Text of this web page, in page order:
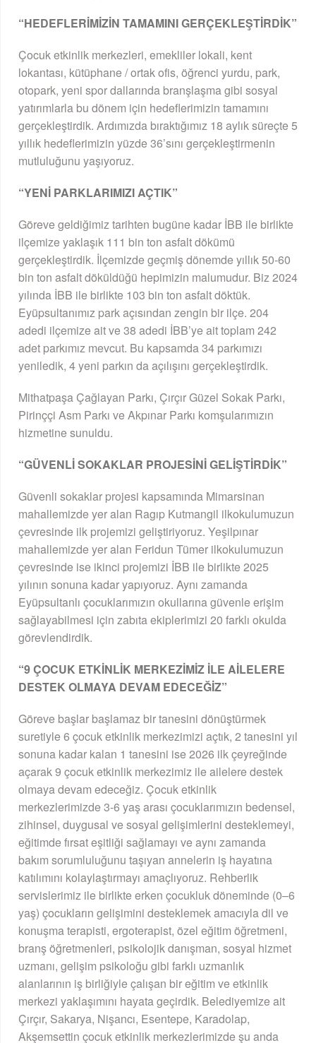
“HEDEFLERİMİZİN TAMAMINI GERÇEKLEŞTİRDİK”
Çocuk etkinlik merkezleri, emekliler lokali, kent
lokantası, kütüphane / ortak ofis, öğrenci yurdu, park,
otopark, yeni spor dallarında branşlaşma gibi sosyal
yatırımlarla bu dönem için hedeflerimizin tamamını
gerçekleştirdik. Ardımızda bıraktığımız 18 aylık süreçte 5
yıllık hedeflerimizin yüzde 36’sını gerçekleştirmenin
mutluluğunu yaşıyoruz.
“YENİ PARKLARIMIZI AÇTIK”
Göreve geldiğimiz tarihten bugüne kadar İBB ile birlikte
ilçemize yaklaşık 111 bin ton asfalt dökümü
gerçekleştirdik. İlçemizde geçmiş dönemde yıllık 50-60
bin ton asfalt döküldüğü hepimizin malumudur. Biz 2024
yılında İBB ile birlikte 103 bin ton asfalt döktük.
Eyüpsultanımız park açısından zengin bir ilçe. 204
adedi ilçemize ait ve 38 adedi İBB’ye ait toplam 242
adet parkımız mevcut. Bu kapsamda 34 parkımızı
yeniledik, 4 yeni parkın da açılışını gerçekleştirdik.
Mithatpaşa Çağlayan Parkı, Çırçır Güzel Sokak Parkı,
Pirinççi Asm Parkı ve Akpınar Parkı komşularımızın
hizmetine sunuldu.
“GÜVENLİ SOKAKLAR PROJESİNİ GELİŞTİRDİK”
Güvenli sokaklar projesi kapsamında Mimarsinan
mahallemizde yer alan Ragıp Kutmangil ilkokulumuzun
çevresinde ilk projemizi geliştiriyoruz. Yeşilpınar
mahallemizde yer alan Feridun Tümer ilkokulumuzun
çevresinde ise ikinci projemizi İBB ile birlikte 2025
yılının sonuna kadar yapıyoruz. Aynı zamanda
Eyüpsultanlı çocuklarımızın okullarına güvenle erişim
sağlayabilmesi için zabıta ekiplerimizi 20 farklı okulda
görevlendirdik.
“9 ÇOCUK ETKİNLİK MERKEZİMİZ İLE AİLELERE
DESTEK OLMAYA DEVAM EDECEĞİZ”
Göreve başlar başlamaz bir tanesini dönüştürmek
suretiyle 6 çocuk etkinlik merkezimizi açtık, 2 tanesini yıl
sonuna kadar kalan 1 tanesini ise 2026 ilk çeyreğinde
açarak 9 çocuk etkinlik merkezimiz ile ailelere destek
olmaya devam edeceğiz. Çocuk etkinlik
merkezlerimizde 3-6 yaş arası çocuklarımızın bedensel,
zihinsel, duygusal ve sosyal gelişimlerini desteklemeyi,
eğitimde fırsat eşitliği sağlamayı ve aynı zamanda
bakım sorumluluğunu taşıyan annelerin iş hayatına
katılımını kolaylaştırmayı amaçlıyoruz. Rehberlik
servislerimiz ile birlikte erken çocukluk döneminde (0–6
yaş) çocukların gelişimini desteklemek amacıyla dil ve
konuşma terapisti, ergoterapist, özel eğitim öğretmeni,
branş öğretmenleri, psikolojik danışman, sosyal hizmet
uzmanı, gelişim psikoloğu gibi farklı uzmanlık
alanlarının iş birliğiyle çalışan bir eğitim ve etkinlik
merkezi yaklaşımını hayata geçirdik. Belediyemize ait
Çırçır, Sakarya, Nişancı, Esentepe, Karadolap,
Akşemsettin çocuk etkinlik merkezlerimizde şu anda